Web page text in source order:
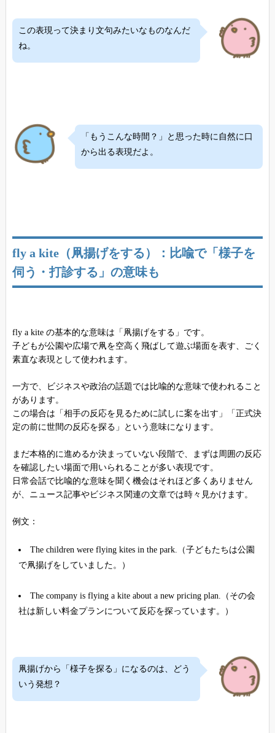
この表現って決まり文句みたいなものなんだ
ね。
「もうこんな時間？」と思った時に自然に口
から出る表現だよ。
fly a kite（凧揚げをする）：比喩で「様子を
伺う・打診する」の意味も
fly a kite の基本的な意味は「凧揚げをする」です。
子どもが公園や広場で凧を空高く飛ばして遊ぶ場面を表す、ごく
素直な表現として使われます。
一方で、ビジネスや政治の話題では比喩的な意味で使われること
があります。
この場合は「相手の反応を見るために試しに案を出す」「正式決
定の前に世間の反応を探る」という意味になります。
まだ本格的に進めるか決まっていない段階で、まずは周囲の反応
を確認したい場面で用いられることが多い表現です。
日常会話で比喩的な意味を聞く機会はそれほど多くありません
が、ニュース記事やビジネス関連の文章では時々見かけます。
例文：
The children were flying kites in the park.（子どもたちは公園
で凧揚げをしていました。）
The company is flying a kite about a new pricing plan.（その会
社は新しい料金プランについて反応を探っています。）
凧揚げから「様子を探る」になるのは、どう
いう発想？